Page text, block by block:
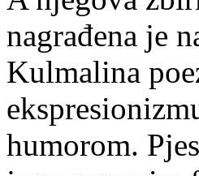
nagrađena je
Kulmalina
humorom.